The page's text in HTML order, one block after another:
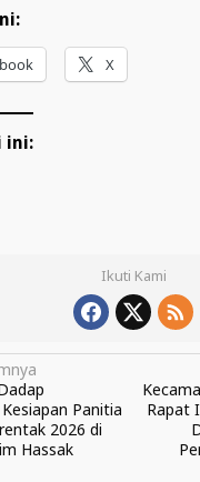
X
ini:
Ikuti Kami
Panitia
2026 di
Hassak
Rapat